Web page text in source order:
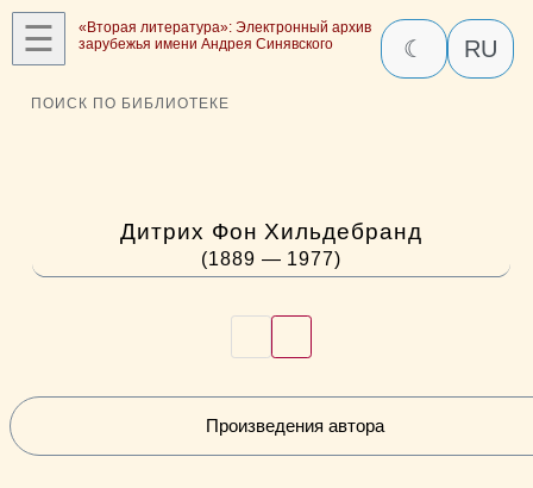
☰
«Вторая литература»: Электронный архив
зарубежья имени Андрея Синявского
☾ RU
ПОИСК ПО БИБЛИОТЕКЕ
Дитрих Фон Хильдебранд
(1889 — 1977)
Произведения автора